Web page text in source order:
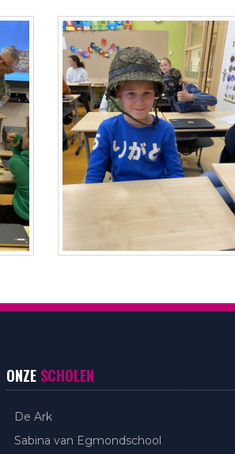
ONZE SCHOLEN
De Ark
Sabina van Egmondschool